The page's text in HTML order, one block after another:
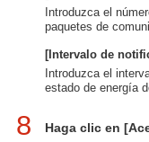
Introduzca el
paquetes de
[Intervalo de
Introduzca el
estado de energía
8 Haga clic en